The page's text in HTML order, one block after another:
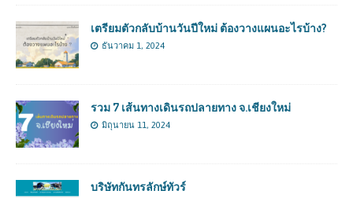
เตรียมตัวกลับบ้านวันปีใหม่ ต้องวางแผนอะไรบ้าง?
ธันวาคม 1, 2024
รวม 7 เส้นทางเดินรถปลายทาง จ.เชียงใหม่
มิถุนายน 11, 2024
บริษัทกันทรลักษ์ทัวร์